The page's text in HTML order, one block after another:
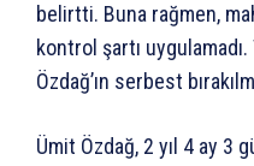
belirtti. Buna rağmen,
kontrol şartı
Özdağ’ın serbest
Ümit Özdağ, 2 yıl 4 ay 3